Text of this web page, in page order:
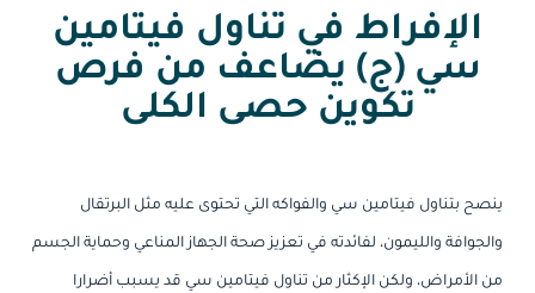
الإفراط في تناول فيتامين
سي (ج) يضاعف من فرص
تكوين حصى الكلى
ينصح بتناول فيتامين سي والفواكه التي تحتوى عليه مثل البرتقال
والجوافة والليمون، لفائدته في تعزيز صحة الجهاز المناعي وحماية الجسم
من الأمراض، ولكن الإكثار من تناول فيتامين سي قد يسبب أضرارا